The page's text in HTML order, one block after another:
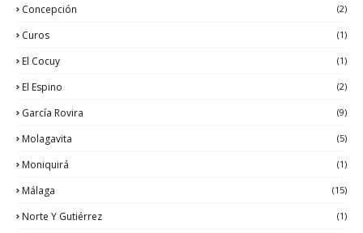
Concepción (2)
Curos (1)
El Cocuy (1)
El Espino (2)
García Rovira (9)
Molagavita (5)
Moniquirá (1)
Málaga (15)
Norte Y Gutiérrez (1)